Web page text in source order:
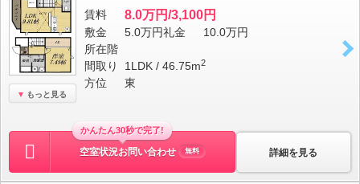
もっと見る
賃料 8.0万円/3,100円
敷金 5.0万円礼金
10.0万円
所在階
間取り
1LDK / 46.75m2
方位 東
詳細を見る
かんたん30秒で完了!
空室状況お問い合わせ 無料